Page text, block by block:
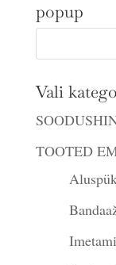
popup
Vali
TOOTED